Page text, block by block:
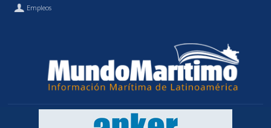
Empleos
Política de Privacidad